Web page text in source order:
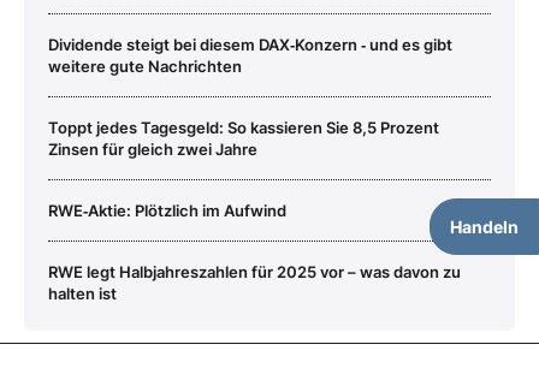
Handeln
Dividende steigt bei diesem DAX‑Konzern ‑ und es gibt
weitere gute Nachrichten
Toppt jedes Tagesgeld: So kassieren Sie 8,5 Prozent
Zinsen für gleich zwei Jahre
RWE‑Aktie: Plötzlich im Aufwind
RWE legt Halbjahreszahlen für 2025 vor – was davon zu
halten ist